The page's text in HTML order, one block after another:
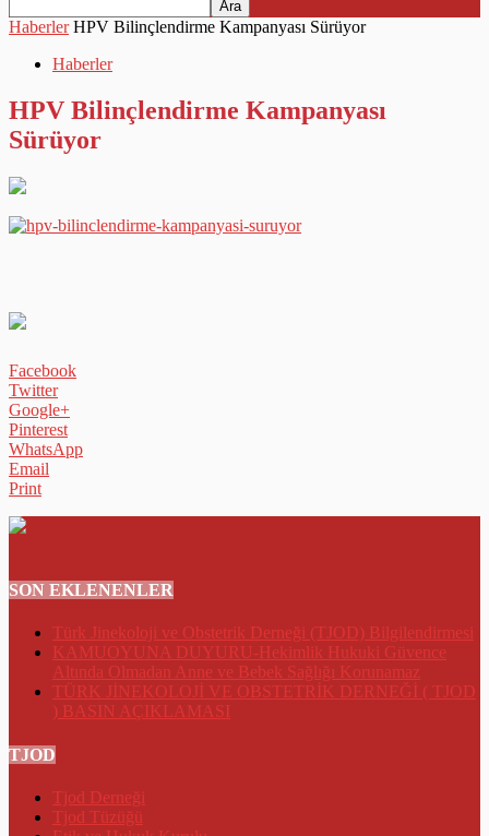
Haberler HPV Bilinçlendirme Kampanyası Sürüyor
Haberler
HPV Bilinçlendirme Kampanyası
Sürüyor
Facebook
Twitter
Google+
Pinterest
WhatsApp
Email
Print
SON EKLENENLER
Türk Jinekoloji ve Obstetrik Derneği (TJOD) Bilgilendirmesi
KAMUOYUNA DUYURU-Hekimlik Hukuki Güvence
Altında Olmadan Anne ve Bebek Sağlığı Korunamaz
TÜRK JİNEKOLOJİ VE OBSTETRİK DERNEĞİ ( TJOD
) BASIN AÇIKLAMASI
TJOD
Tjod Derneği
Tjod Tüzüğü